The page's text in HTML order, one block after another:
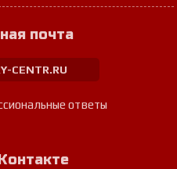
почта
CENTR.RU
ответы